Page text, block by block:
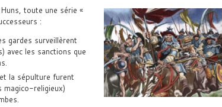
toute une série «
:
gardes surveillèrent
avec les sanctions que
la sépulture furent
magico-religieux)